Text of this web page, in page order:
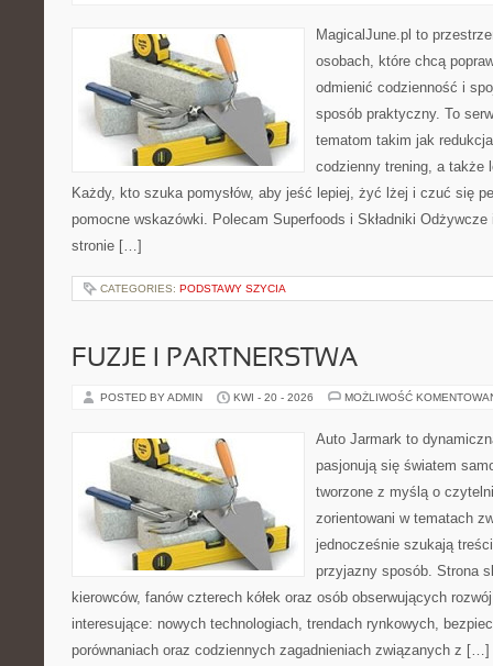
MagicalJune.pl to
osobach, które chcą
odmienić codzienność i
sposób praktyczny. To
tematom takim jak
codzienny trening, a także
Każdy, kto szuka pomysłów, aby jeść lepiej, żyć lżej i czuć się
pomocne wskazówki. Polecam Superfoods i Składniki
stronie […]
CATEGORIES: PODSTAWY SZYCIA
FUZJE I PARTNERSTWA
POSTED BY ADMIN KWI - 20 - 2026 MOŻLIWOŚĆ
Auto Jarmark to
pasjonują się światem
tworzone z myślą o
zorientowani w tematach
jednocześnie szukają
przyjazny sposób. Strona
kierowców, fanów czterech kółek oraz osób obserwujących
interesujące: nowych technologiach, trendach rynkowych,
porównaniach oraz codziennych zagadnieniach związanych z […]